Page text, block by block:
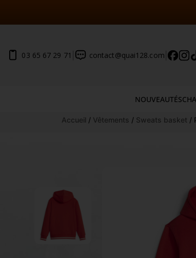
03 65 67 29 71 contact@quai128.com
NOUVEAUTÉS
Accueil / Vêtements / Sweats basket /